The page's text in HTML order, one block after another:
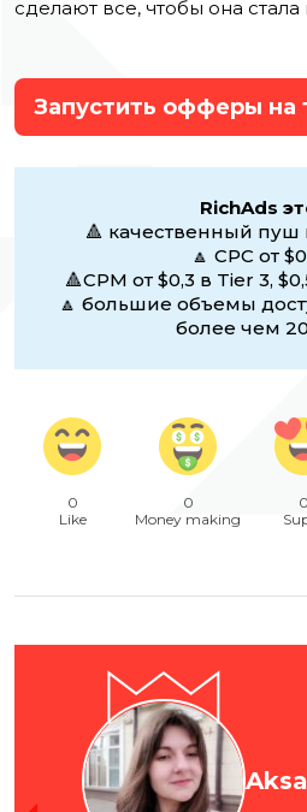
сделают все, чтобы она
Запустить офферы на
RichAds
🔺 качественный пуш
🔼 CPC от
🔺CPM от $0,3 в Tier 3,
🔼 большие объемы
более чем
0
Like
0
Money making
0